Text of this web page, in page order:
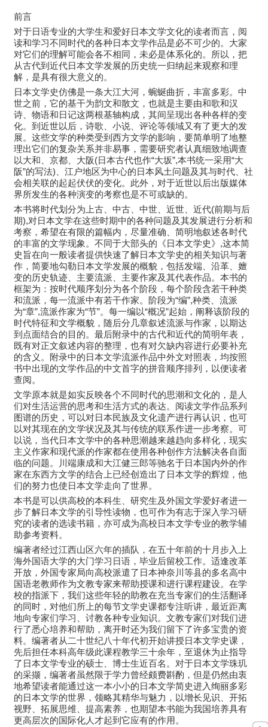
前言
对于日语专业的大学生和爱好日本文学文化的读者而言，阅
读和学习不同时代的各种日本文学作品是必不可少的。大家
对它们的理解可能会各不相同，未必是体系化的。所以，把
从古代到近代日本文学发展的历史统一归纳起来观察和理
解，是具有很大意义的。
日本文学史仿佛是一条大江大河，蜿蜒曲折，丰富多彩。中
世之前，它的基干为韵文和散文，也就是主要由和歌和汉
诗、物语和日记这两根基轴构成，其间呈现出各种各样的变
化。到近世以后，诗歌、小说、评论等领域又有了更大的发
展。这些文学的种类受到西方文学的影响，要简单明了地整
理出它们的复杂关系并非易事，需要研究者认真细致地调查
以大和、京都、大阪(日本古代也作“大坂”,本书统一采用“大
阪”的写法)、江户地区为中心的日本风土问题及其与时代、社
会相关联的起起伏伏的变化。此外，对于近世以后出版媒体
界所发生的各种演变的考察也是不可或缺的。
本书将时代划分为上古、中古、中世、近世、近代(前期与后
期),对日本文学在这些时期中的各种问题及其发展进行分析和
考察，希望在有限的篇幅内，尽量准确、简明地叙述各时代
的丰富的文学现象。不同于大部头的《日本文学史》,这本简
史旨在向一般读者提供快速了解日本文学史的相关知识与著
作，简要地勾勒日本文学发展的概貌，包括发端、沿革、嬗
变的历史轨迹、主要流派、主要作家及其代表作品。本书的
框架为：按时代顺序划分为各个阶段，每个阶段含若干种类
和流派，每一流派中有若干作家。阶段为“编”,种类、流派
为“章”,流派作家为“节”。每一编以“概况”起始，阐释该阶段的
时代特征和文学概貌，随后分几章叙述流派与作家，以期达
到点面结合的目的。最后附录中的古代和近代的简明年表，
既有对正文叙述内容的整理，也有对欠缺内容进行必要补充
的含义。附录中的日本文学流派作品中外文对照表，均按照
书中出现的文学作品的中文首字的拼音顺序排列，以便读者
查阅。
文学原本就是如实反映各个不同时代的思潮和文化的，是人
们对生活运营的思考和生活方式的表达。阅读文学作品系列
图谱的历史，可以对日本民族及文化遗产进行再认识，也可
以对其现在的文学状况及其与传统的联系作进一步考察。可
以说，当代日本文学中的各种思潮越来越趋向多样化，现实
主义作家和现代派的作家都在使用各种创作方法解决各自面
临的问题。川端康成和大江健三郎等驰名于日本国内外的作
家在东西方文学的结合上已经创造出了日本文学的辉煌，他
们的努力也使日本文学走向了世界。
本书是可以供高校的本科生、研究生及外国文学爱好者进一
步了解日本文学的引导性读物，也可作为有志于深入学习研
究的读者的选读书籍，亦可成为高校日本文学专业的教学辅
助参考资料。
编著者经过江西山区六年的插队，在五十年前的十月步入上
海外国语大学的大门学习日语，毕业后留校工作。适逢改革
开放，外国专家局向高校派遣了日本神奈川等县的多名高中
国语老教师作为文教专家来帮助授课和进行课程建设。在学
校的指派下，我们这些年轻的助教在充当专家们的生活翻译
的同时，对他们所上的每节文学史课都专注听讲，最近距离
地向专家们学习、讨教各种专业知识。文教专家们对我们进
行了悉心培养和帮助，离开时还为我们留下了许多宝贵的资
料。编著者从二十世纪八十年代初开始讲授日本文学史课，
先后担任本科高年级此课程教学三十余年，至退休为止指导
了日本文学专业的硕士、博士生近百名。对于日本文学珠玑
的采撷，编著者虽然限于学力曾经颇费斟酌，但是仍然由衷
地希望读者能通过这一本小小的日本文学简史进入绚丽多彩
的日本文学的世界，领略其精华与魅力，以增长见识、开拓
视野、拓展思维、提高素养，也期望本书能为我国培养具有
更高层次的国际化人才起到它应有的作用。